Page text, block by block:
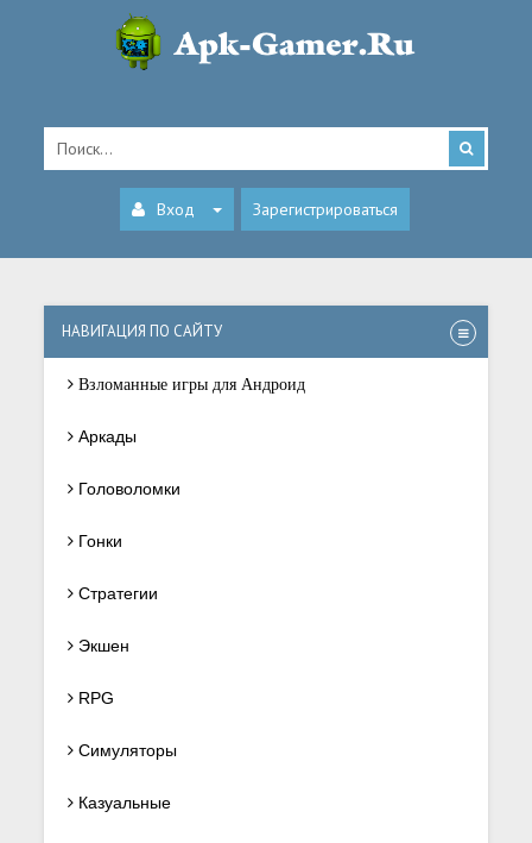
Вход Зарегистрироваться
НАВИГАЦИЯ ПО САЙТУ
Взломанные игры для Андроид
Аркады
Головоломки
Гонки
Стратегии
Экшен
RPG
Симуляторы
Казуальные